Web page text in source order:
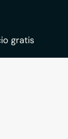
gratis